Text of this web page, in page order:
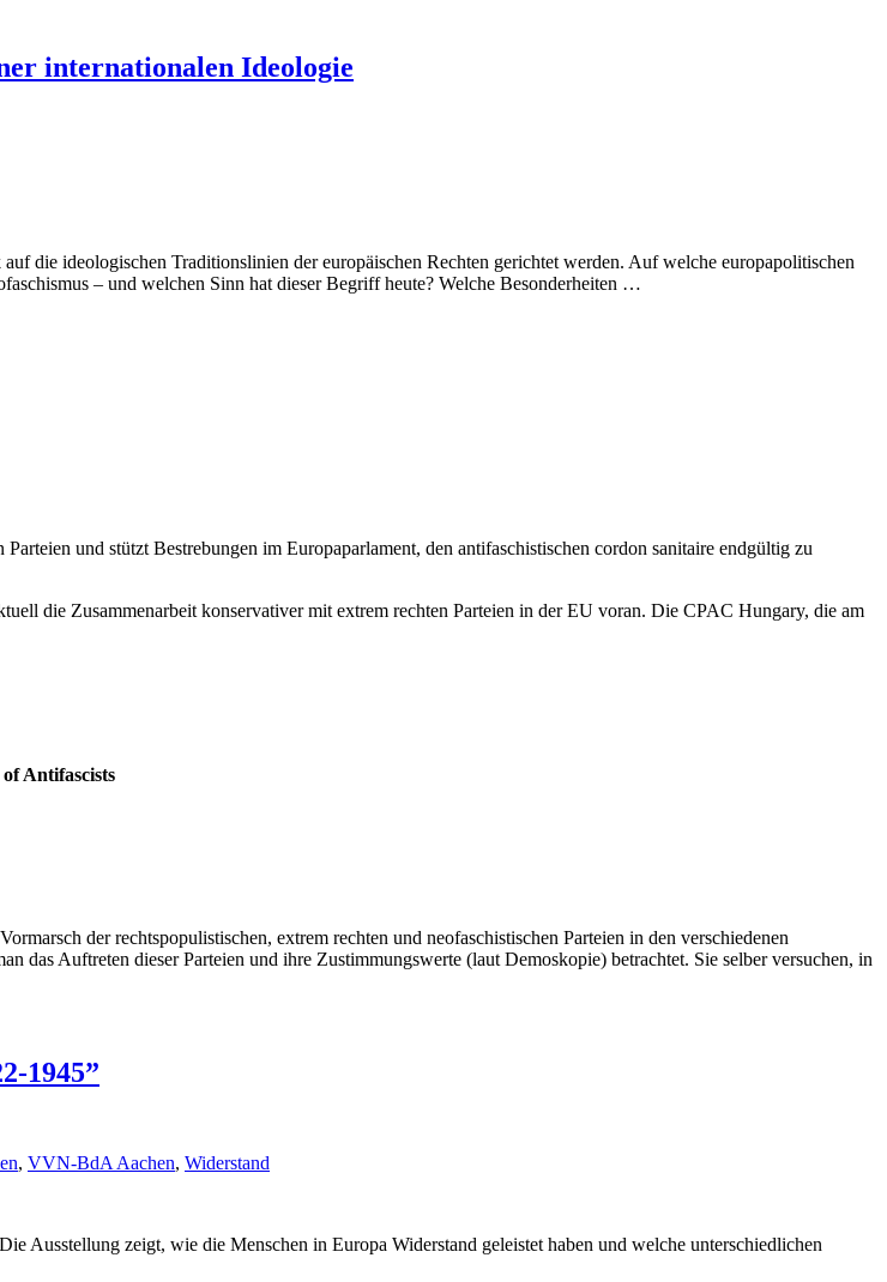
internationalen Ideologie
die ideologischen Traditionslinien der europäischen Rechten gerichtet werden. Auf welche europapolitischen
– und welchen Sinn hat dieser Begriff heute? Welche Besonderheiten …
und stützt Bestrebungen im Europaparlament, den antifaschistischen cordon sanitaire endgültig zu
die Zusammenarbeit konservativer mit extrem rechten Parteien in der EU voran. Die CPAC Hungary, die am
Antifascists
der rechtspopulistischen, extrem rechten und neofaschistischen Parteien in den verschiedenen
das Auftreten dieser Parteien und ihre Zustimmungswerte (laut Demoskopie) betrachtet. Sie selber versuchen, in
1945”
, VVN-BdA Aachen, Widerstand
Ausstellung zeigt, wie die Menschen in Europa Widerstand geleistet haben und welche unterschiedlichen